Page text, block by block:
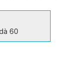
60